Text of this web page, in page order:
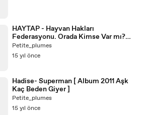
HAYTAP - Hayvan Hakları
Federasyonu. Orada Kimse Var mı?
yardım için teşekkürler
Petite_plumes
15 yıl önce
Hadise- Superman [ Album 2011 Aşk
Kaç Beden Giyer ]
Petite_plumes
15 yıl önce